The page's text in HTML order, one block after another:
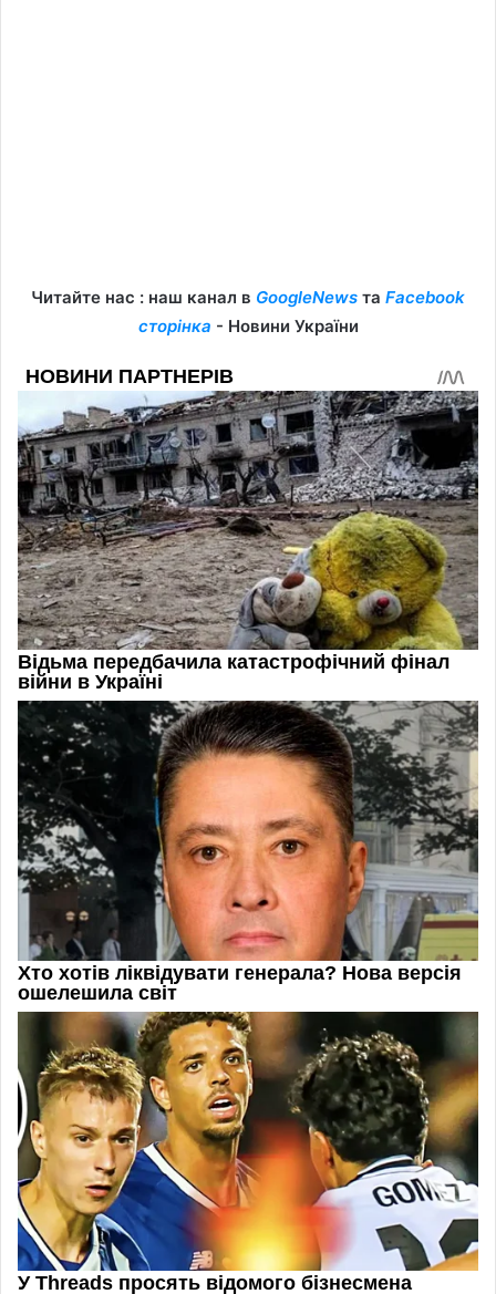
Читайте нас : наш канал в GoogleNews та Facebook
сторінка - Новини України